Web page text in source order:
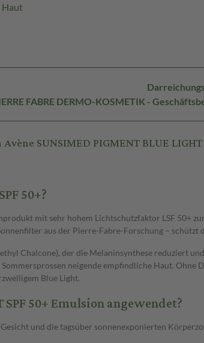
Haut
FABRE DERMO-KOSMETIK -
SUNSIMED PIGMENT BLUE LIGHT
50+?
mit sehr hohem Lichtschutzfaktor LSF
aus der Pierre-Fabre-Forschung –
Chalcone), der die Melaninsynthese reduziert
neigende empfindliche Haut.
Blue Light.
50+ Emulsion angewendet?
und die tagsüber sonnenexponierten